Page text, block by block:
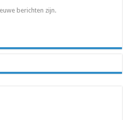
berichten zijn.